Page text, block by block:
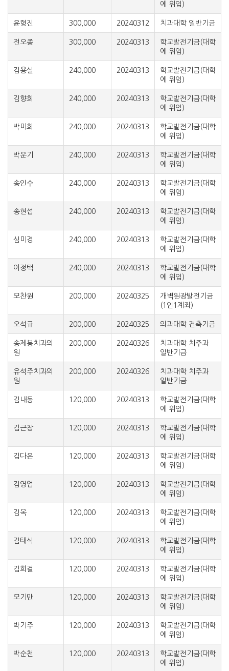
에 위임)
윤형진 300,000 20240312 치과대학 일반기금
전오종 300,000 20240313
학교발전기금(대학
에 위임)
김용실 240,000 20240313
학교발전기금(대학
에 위임)
김향희 240,000 20240313
학교발전기금(대학
에 위임)
박미희 240,000 20240313
학교발전기금(대학
에 위임)
박운기 240,000 20240313
학교발전기금(대학
에 위임)
송인수 240,000 20240313
학교발전기금(대학
에 위임)
송현섭 240,000 20240313
학교발전기금(대학
에 위임)
심미경 240,000 20240313
학교발전기금(대학
에 위임)
이정택 240,000 20240313
학교발전기금(대학
에 위임)
모찬원 200,000 20240325
개벽원광발전기금
(1인1계좌)
오석규 200,000 20240325 의과대학 건축기금
송제봉치과의
원
200,000 20240326
치과대학 치주과
일반기금
유석주치과의
원
200,000 20240326
치과대학 치주과
일반기금
김내동 120,000 20240313
학교발전기금(대학
에 위임)
김근창 120,000 20240313
학교발전기금(대학
에 위임)
김다은 120,000 20240313
학교발전기금(대학
에 위임)
김영업 120,000 20240313
학교발전기금(대학
에 위임)
김옥 120,000 20240313
학교발전기금(대학
에 위임)
김태식 120,000 20240313
학교발전기금(대학
에 위임)
김희걸 120,000 20240313
학교발전기금(대학
에 위임)
모기만 120,000 20240313
학교발전기금(대학
에 위임)
박기주 120,000 20240313
학교발전기금(대학
에 위임)
박순천 120,000 20240313
학교발전기금(대학
에 위임)